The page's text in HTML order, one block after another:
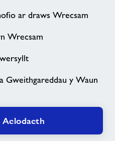
ar draws Wrecsam
Wrecsam
Gweithgareddau y Waun